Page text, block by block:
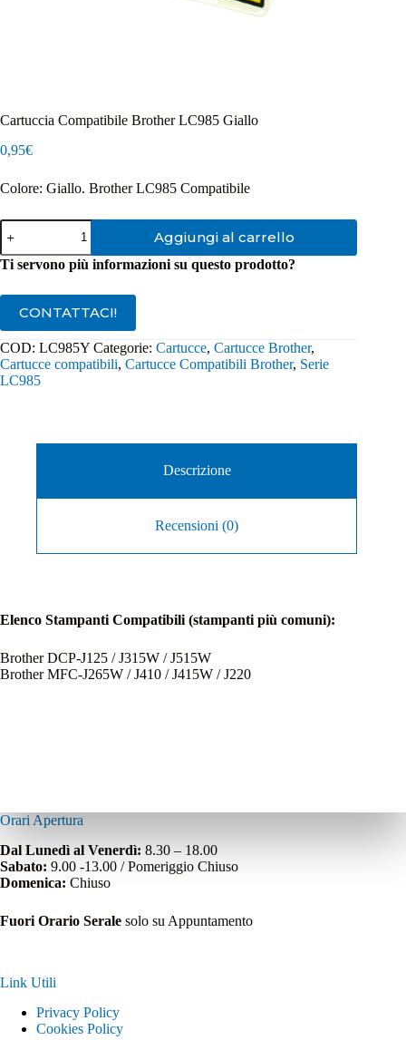
Cartuccia Compatibile Brother LC985 Giallo
0,95€
Colore: Giallo. Brother LC985 Compatibile
Cartuccia
Compatibile
Brother
LC985
quantità
Aggiungi al carrello
Ti servono più informazioni su questo prodotto?
CONTATTACI!
COD: LC985Y Categorie: Cartucce, Cartucce Brother,
Cartucce compatibili, Cartucce Compatibili Brother, Serie
LC985
Descrizione
Recensioni (0)
Elenco Stampanti Compatibili (stampanti più comuni):
Brother DCP-J125 / J315W / J515W
Brother MFC-J265W / J410 / J415W / J220
Orari Apertura
Dal Lunedì al Venerdì: 8.30 – 18.00
Sabato: 9.00 -13.00 / Pomeriggio Chiuso
Domenica: Chiuso
Fuori Orario Serale solo su Appuntamento
Link Utili
Privacy Policy
Cookies Policy